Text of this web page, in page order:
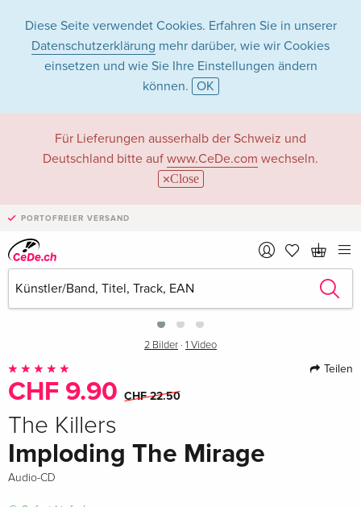
Diese Seite verwendet Cookies. Erfahren Sie in unserer
Datenschutzerklärung mehr darüber, wie wir Cookies
einsetzen und wie Sie Ihre Einstellungen ändern
können. OK
Für Lieferungen ausserhalb der Schweiz und
Deutschland bitte auf www.CeDe.com wechseln.
Close
PORTOFREIER VERSAND
2 Bilder· 1 Video
Teilen
CHF 9.90 CHF 22.50
The Killers
Imploding The Mirage
Audio-CD